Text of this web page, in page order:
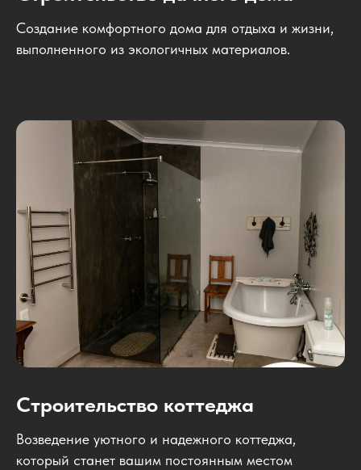
Создание комфортного дома для отдыха и жизни,
выполненного из экологичных материалов.
Строительство коттеджа
Возведение уютного и надежного коттеджа,
который станет вашим постоянным местом